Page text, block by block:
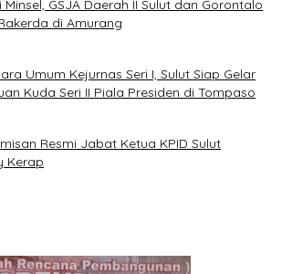
GSJA Daerah II Sulut dan Gorontalo
di Amurang
Umum Kejurnas Seri I, Sulut Siap Gelar
Kuda Seri II Piala Presiden di Tompaso
Resmi Jabat Ketua KPID Sulut
Kerap